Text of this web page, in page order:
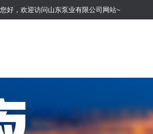
您好，欢迎访问山东泵业有限公司网站~